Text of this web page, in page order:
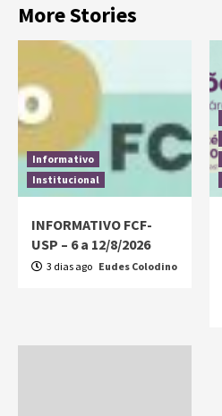
More Stories
Informativo
Institucional
INFORMATIVO FCF-
USP – 6 a 12/8/2026
3 dias ago Eudes Colodino